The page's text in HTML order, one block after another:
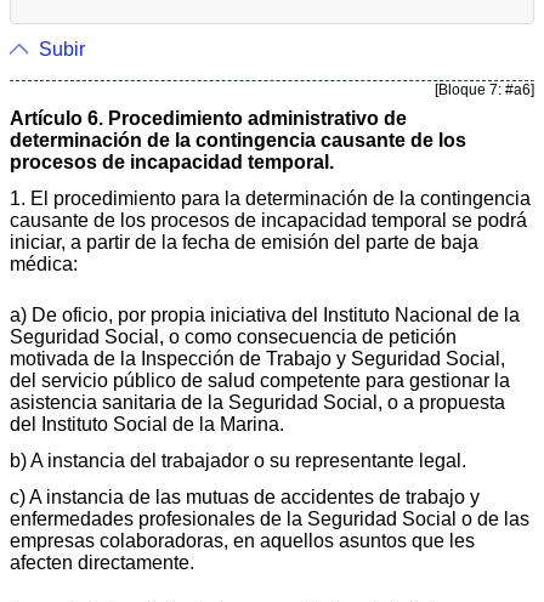
Subir
[Bloque 7: #a6]
Artículo 6. Procedimiento administrativo de
determinación de la contingencia causante de los
procesos de incapacidad temporal.
1. El procedimiento para la determinación de la contingencia
causante de los procesos de incapacidad temporal se podrá
iniciar, a partir de la fecha de emisión del parte de baja
médica:
a) De oficio, por propia iniciativa del Instituto Nacional de la
Seguridad Social, o como consecuencia de petición
motivada de la Inspección de Trabajo y Seguridad Social,
del servicio público de salud competente para gestionar la
asistencia sanitaria de la Seguridad Social, o a propuesta
del Instituto Social de la Marina.
b) A instancia del trabajador o su representante legal.
c) A instancia de las mutuas de accidentes de trabajo y
enfermedades profesionales de la Seguridad Social o de las
empresas colaboradoras, en aquellos asuntos que les
afecten directamente.